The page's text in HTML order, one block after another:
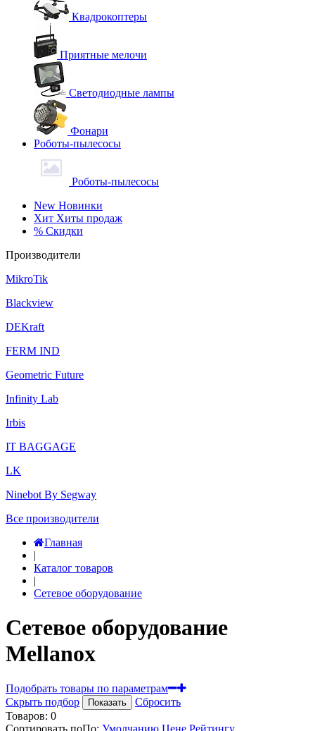
Квадрокоптеры
Приятные мелочи
Светодиодные лампы
Фонари
Роботы-пылесосы
Роботы-пылесосы
New Новинки
Хит Хиты продаж
% Скидки
Производители
MikroTik
Blackview
DEKraft
FERM IND
Geometric Future
Infinity Lab
Irbis
IT BAGGAGE
LK
Ninebot By Segway
Все производители
Главная
|
Каталог товаров
|
Сетевое оборудование
Сетевое оборудование
Mellanox
Подобрать товары по параметрам
Скрыть подбор
Показать
Сбросить
Товаров: 0
Сортировать поПо: Умолчанию Цене Рейтингу